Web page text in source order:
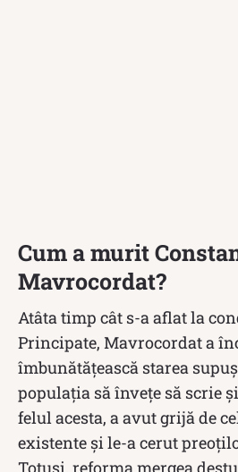
Cum a murit
Mavrocordat?
Atâta timp cât s-a aflat la
Principate, Mavrocordat a
îmbunătățească starea
populația să învețe să scrie
felul acesta, a avut grijă de
existente și le-a cerut
Totuși, reforma mergea